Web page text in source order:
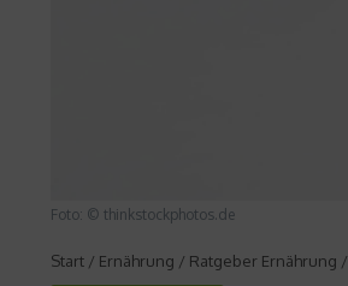
Foto: © thinkstockphotos.de
Start / Ernährung / Ratgeber Ernährung /